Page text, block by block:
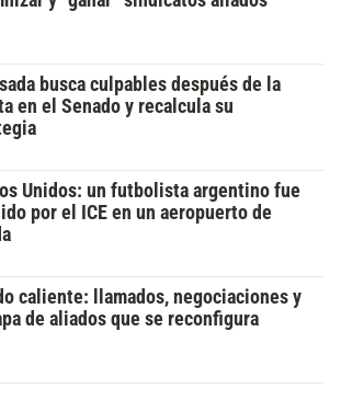
busca culpables después de la
en el Senado y recalcula su
Unidos: un futbolista argentino fue
por el ICE en un aeropuerto de
caliente: llamados, negociaciones y
de aliados que se reconfigura